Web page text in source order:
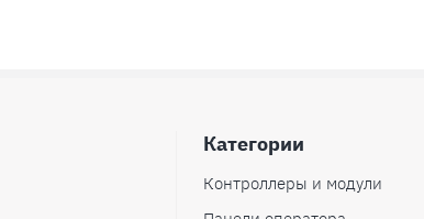
Категории
Контроллеры и модули